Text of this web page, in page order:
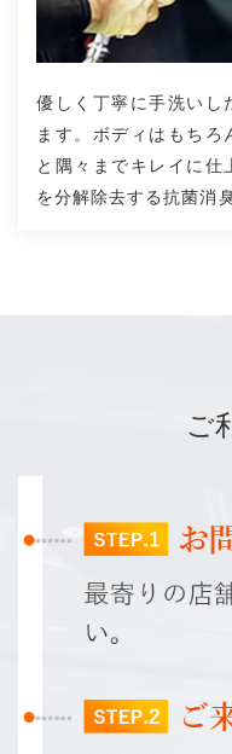
優しく丁寧に手洗いし
ます。ボディはもち
と隅々までキレイに
を分解除去する抗菌消
ご